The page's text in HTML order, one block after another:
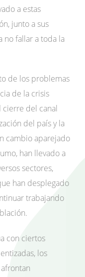
a estas
junto a sus
no fallar a toda la
de los problemas
de la crisis
cierre del canal
del país y la
cambio aparejado
han llevado a
sectores,
han desplegado
trabajando
con ciertos
los